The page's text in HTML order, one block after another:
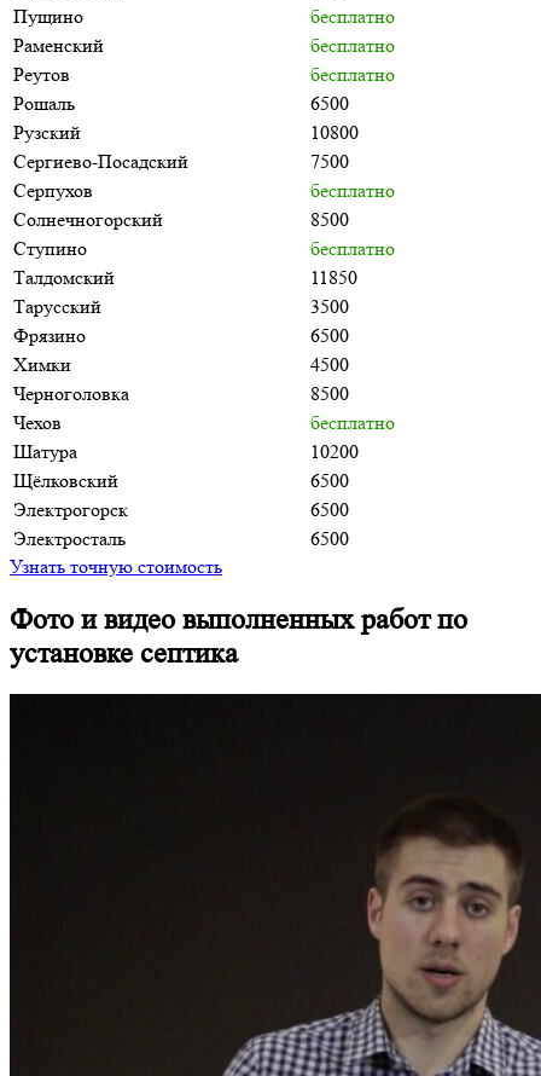
Пущино
бесплатно
Раменский
бесплатно
Реутов
бесплатно
Рошаль
6500
Рузский
10800
Сергиево-Посадский
7500
Серпухов
бесплатно
Солнечногорский
8500
Ступино
бесплатно
Талдомский
11850
Тарусский
3500
Фрязино
6500
Химки
4500
Черноголовка
8500
Чехов
бесплатно
Шатура
10200
Щёлковский
6500
Электрогорск
6500
Электросталь
6500
Узнать точную стоимость
Фото и видео выполненных работ по
установке септика